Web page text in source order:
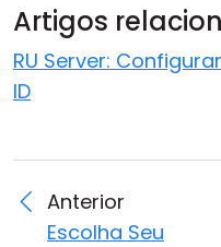
Artigos
RU Server:
ID
Anterior
Escolha Seu